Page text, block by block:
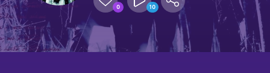
0 10